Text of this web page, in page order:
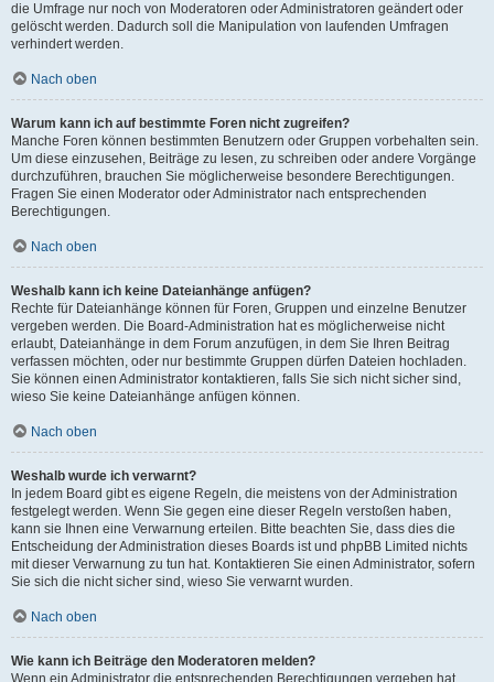
die Umfrage nur noch von Moderatoren oder Administratoren geändert oder
gelöscht werden. Dadurch soll die Manipulation von laufenden Umfragen
verhindert werden.
Nach oben
Warum kann ich auf bestimmte Foren nicht zugreifen?
Manche Foren können bestimmten Benutzern oder Gruppen vorbehalten sein.
Um diese einzusehen, Beiträge zu lesen, zu schreiben oder andere Vorgänge
durchzuführen, brauchen Sie möglicherweise besondere Berechtigungen.
Fragen Sie einen Moderator oder Administrator nach entsprechenden
Berechtigungen.
Nach oben
Weshalb kann ich keine Dateianhänge anfügen?
Rechte für Dateianhänge können für Foren, Gruppen und einzelne Benutzer
vergeben werden. Die Board-Administration hat es möglicherweise nicht
erlaubt, Dateianhänge in dem Forum anzufügen, in dem Sie Ihren Beitrag
verfassen möchten, oder nur bestimmte Gruppen dürfen Dateien hochladen.
Sie können einen Administrator kontaktieren, falls Sie sich nicht sicher sind,
wieso Sie keine Dateianhänge anfügen können.
Nach oben
Weshalb wurde ich verwarnt?
In jedem Board gibt es eigene Regeln, die meistens von der Administration
festgelegt werden. Wenn Sie gegen eine dieser Regeln verstoßen haben,
kann sie Ihnen eine Verwarnung erteilen. Bitte beachten Sie, dass dies die
Entscheidung der Administration dieses Boards ist und phpBB Limited nichts
mit dieser Verwarnung zu tun hat. Kontaktieren Sie einen Administrator, sofern
Sie sich die nicht sicher sind, wieso Sie verwarnt wurden.
Nach oben
Wie kann ich Beiträge den Moderatoren melden?
Wenn ein Administrator die entsprechenden Berechtigungen vergeben hat,